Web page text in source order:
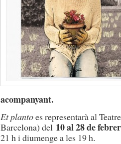
acompanyant.
Et plantoes representarà al
Barcelona) del 10 al 28 de
21 h i diumenge a les 19 h.